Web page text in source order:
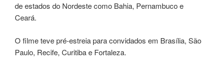
de estados do Nordeste como Bahia, Pernambuco e
Ceará.
O filme teve pré-estreia para convidados em Brasília, São
Paulo, Recife, Curitiba e Fortaleza.